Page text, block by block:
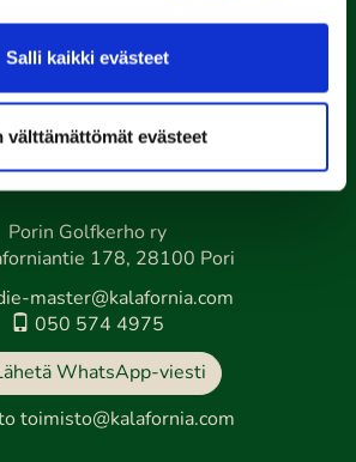
Salli kaikki evästeet
välttämättömät evästeet
Porin Golfkerho ry
178, 28100 Pori
master@kalafornia.com
050 574 4975
WhatsApp-viesti
toimisto@kalafornia.com